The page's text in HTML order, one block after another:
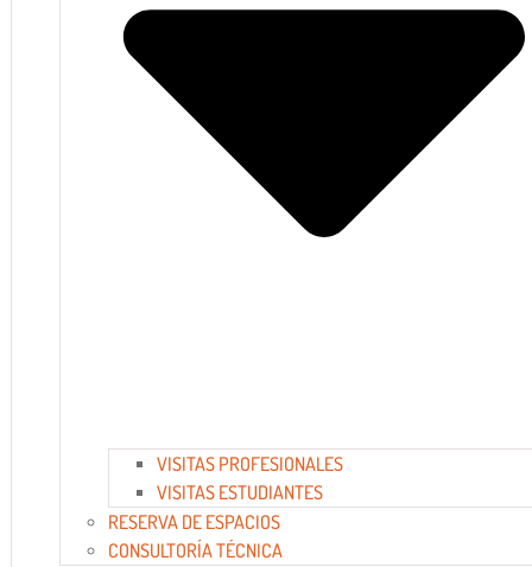
VISITAS PROFESIONALES
VISITAS ESTUDIANTES
RESERVA DE ESPACIOS
CONSULTORÍA TÉCNICA